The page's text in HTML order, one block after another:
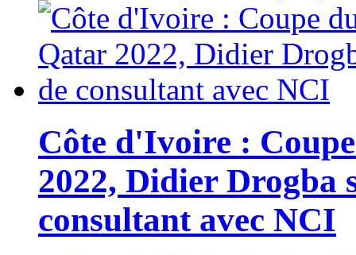
Côte d'Ivoire :
2022, Didier Drogba
consultant avec NCI